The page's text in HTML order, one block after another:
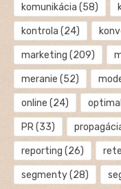
komunikácia (58)
kontrola (24)
marketing (209)
meranie (52)
online (24)
PR(33)
reporting (26)
segmenty(28)